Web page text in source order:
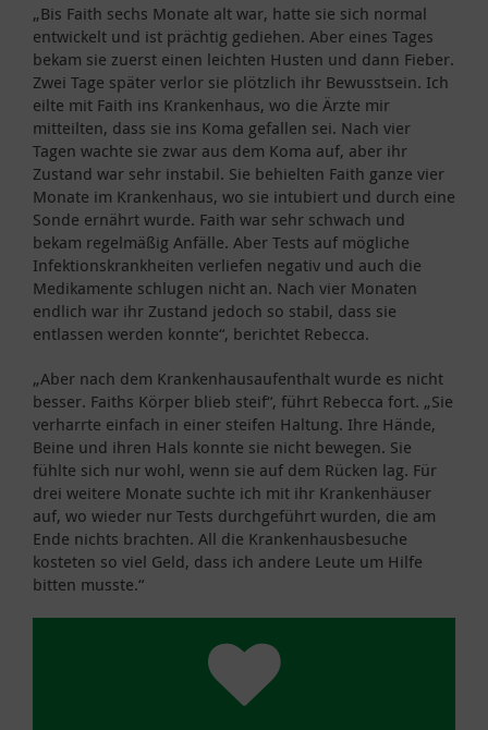
„Bis Faith sechs Monate alt war, hatte sie sich normal
entwickelt und ist prächtig gediehen. Aber eines Tages
bekam sie zuerst einen leichten Husten und dann Fieber.
Zwei Tage später verlor sie plötzlich ihr Bewusstsein. Ich
eilte mit Faith ins Krankenhaus, wo die Ärzte mir
mitteilten, dass sie ins Koma gefallen sei. Nach vier
Tagen wachte sie zwar aus dem Koma auf, aber ihr
Zustand war sehr instabil. Sie behielten Faith ganze vier
Monate im Krankenhaus, wo sie intubiert und durch eine
Sonde ernährt wurde. Faith war sehr schwach und
bekam regelmäßig Anfälle. Aber Tests auf mögliche
Infektionskrankheiten verliefen negativ und auch die
Medikamente schlugen nicht an. Nach vier Monaten
endlich war ihr Zustand jedoch so stabil, dass sie
entlassen werden konnte“, berichtet Rebecca.
„Aber nach dem Krankenhausaufenthalt wurde es nicht
besser. Faiths Körper blieb steif“, führt Rebecca fort. „Sie
verharrte einfach in einer steifen Haltung. Ihre Hände,
Beine und ihren Hals konnte sie nicht bewegen. Sie
fühlte sich nur wohl, wenn sie auf dem Rücken lag. Für
drei weitere Monate suchte ich mit ihr Krankenhäuser
auf, wo wieder nur Tests durchgeführt wurden, die am
Ende nichts brachten. All die Krankenhausbesuche
kosteten so viel Geld, dass ich andere Leute um Hilfe
bitten musste.“